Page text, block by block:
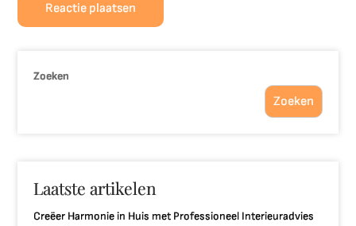
Zoeken
Zoeken
Laatste artikelen
Creëer Harmonie in Huis met Professioneel Interieuradvies